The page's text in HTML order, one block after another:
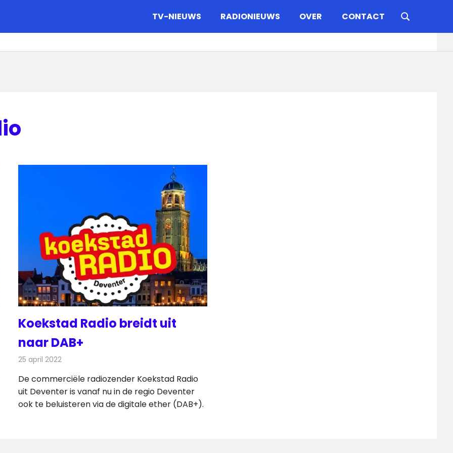
TV-NIEUWS RADIONIEUWS OVER CONTACT
Koekstad Radio breidt uit
naar DAB+
25 april 2022
De commerciële radiozender Koekstad Radio
uit Deventer is vanaf nu in de regio Deventer
ook te beluisteren via de digitale ether (DAB+).